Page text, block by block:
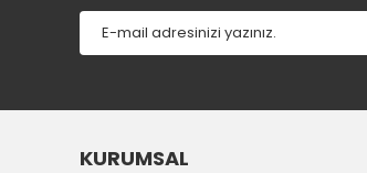
KURUMSAL